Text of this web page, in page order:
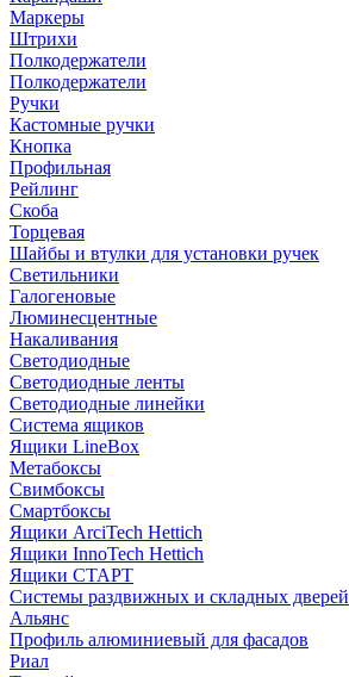
Маркеры
Штрихи
Полкодержатели
Полкодержатели
Ручки
Кастомные ручки
Кнопка
Профильная
Рейлинг
Скоба
Торцевая
Шайбы и втулки для установки ручек
Светильники
Галогеновые
Люминесцентные
Накаливания
Светодиодные
Светодиодные ленты
Светодиодные линейки
Система ящиков
Ящики LineBox
Метабоксы
Свимбоксы
Смартбоксы
Ящики ArciTech Hettich
Ящики InnoTech Hettich
Ящики СТАРТ
Системы раздвижных и складных дверей
Альянс
Профиль алюминиевый для фасадов
Риал